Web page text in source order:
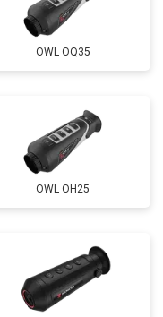
OWL OQ35
OWL OH25